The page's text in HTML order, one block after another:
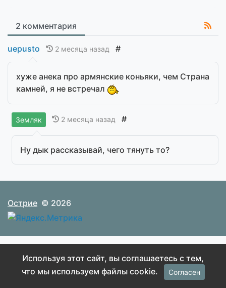
2 комментария
uepusto 2 месяца назад #
хуже анека про армянские коньяки, чем Страна
камней, я не встречал
Земляк 2 месяца назад #
Ну дык рассказывай, чего тянуть то?
Острие © 2026
Используя этот сайт, вы соглашаетесь с тем,
что мы используем файлы cookie.
Согласен